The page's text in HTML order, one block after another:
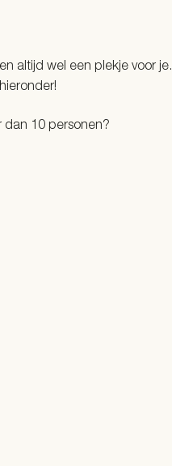
altijd wel een plekje voor je.
dan 10 personen?